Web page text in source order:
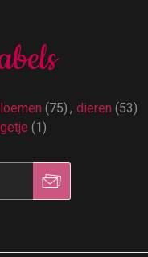
(75) , dieren (53)
(1)